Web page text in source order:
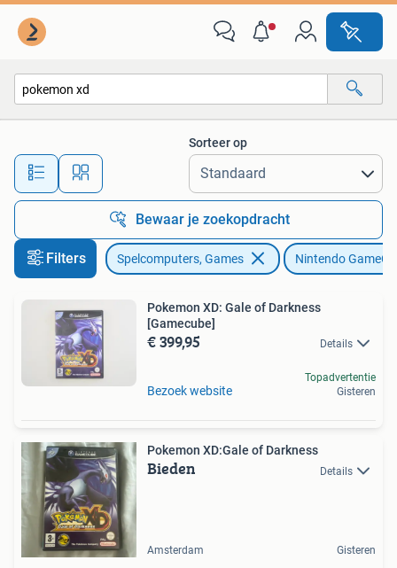
Alle afstanden…
Sorteer op
Bewaar je zoekopdracht
Filters Spelcomputers, Games Nintendo
Pokemon XD: Gale of Darkness
[Gamecube]
€ 399,95 Details
Bezoek website
Topadvertentie
Gisteren
Pokemon XD:Gale of Darkness
Bieden Details
Amsterdam Gisteren